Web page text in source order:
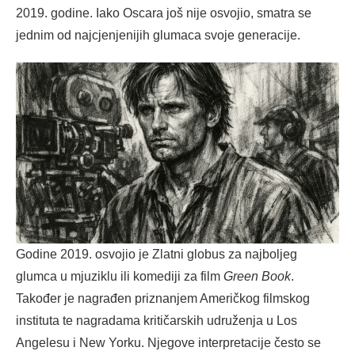
2019. godine. Iako Oscara još nije osvojio, smatra se
jednim od najcjenjenijih glumaca svoje generacije.
Godine 2019. osvojio je Zlatni globus za najboljeg
glumca u mjuziklu ili komediji za film Green Book.
Također je nagrađen priznanjem Američkog filmskog
instituta te nagradama kritičarskih udruženja u Los
Angelesu i New Yorku. Njegove interpretacije često se